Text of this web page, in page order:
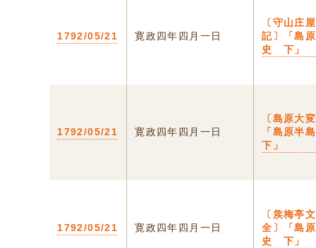
1792/05/21 寛政四年四月一日
〔守山庄
記〕「島
史 下」
1792/05/21 寛政四年四月一日
〔島原大
「島原
下」
1792/05/21 寛政四年四月一日
〔矦梅
全〕「島
史 下」